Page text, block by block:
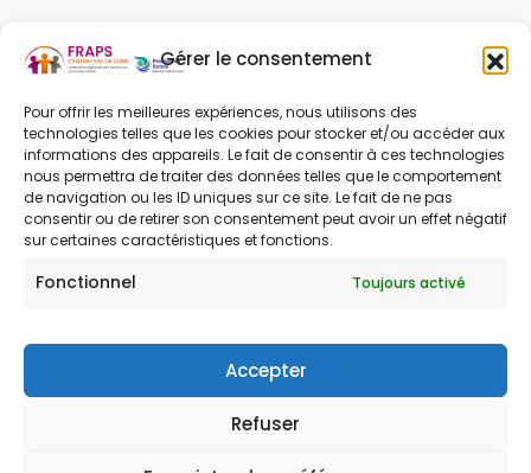
Gérer le consentement
Pour offrir les meilleures expériences, nous utilisons des
technologies telles que les cookies pour stocker et/ou accéder aux
informations des appareils. Le fait de consentir à ces technologies
nous permettra de traiter des données telles que le comportement
de navigation ou les ID uniques sur ce site. Le fait de ne pas
consentir ou de retirer son consentement peut avoir un effet négatif
sur certaines caractéristiques et fonctions.
Fonctionnel Toujours activé
Accepter
Refuser
PRÉCÉDENT SUIVANT
Mentions légales